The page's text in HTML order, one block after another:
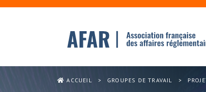
ACCUEIL > GROUPES DE TRAVAIL >